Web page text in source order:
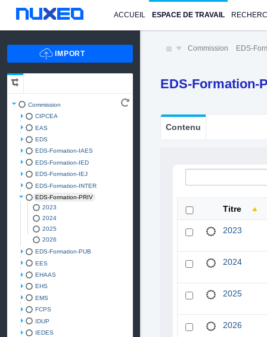
ACCUEIL ESPACE DE TRAVAIL
Commission
CIPCEA
EAS
EDS
EDS-Formation-IAES
EDS-Formation-IED
EDS-Formation-IEJ
EDS-Formation-INTER
EDS-Formation-PRIV
2023
2024
2025
2026
EDS-Formation-PUB
EES
EHAAS
EHS
EMS
FCPS
IDUP
IEDES
Commission EDS-
EDS-Formation-
Contenu
Titre
2023
2024
2025
2026